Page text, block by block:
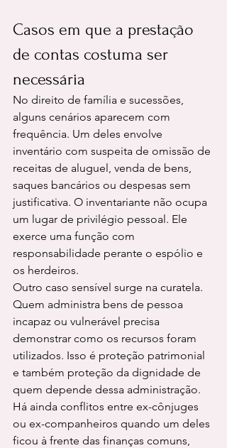
Casos em que a prestação
de contas costuma ser
necessária
No direito de família e sucessões,
alguns cenários aparecem com
frequência. Um deles envolve
inventário com suspeita de omissão de
receitas de aluguel, venda de bens,
saques bancários ou despesas sem
justificativa. O inventariante não ocupa
um lugar de privilégio pessoal. Ele
exerce uma função com
responsabilidade perante o espólio e
os herdeiros.
Outro caso sensível surge na curatela.
Quem administra bens de pessoa
incapaz ou vulnerável precisa
demonstrar como os recursos foram
utilizados. Isso é proteção patrimonial
e também proteção da dignidade de
quem depende dessa administração.
Há ainda conflitos entre ex-cônjuges
ou ex-companheiros quando um deles
ficou à frente das finanças comuns,